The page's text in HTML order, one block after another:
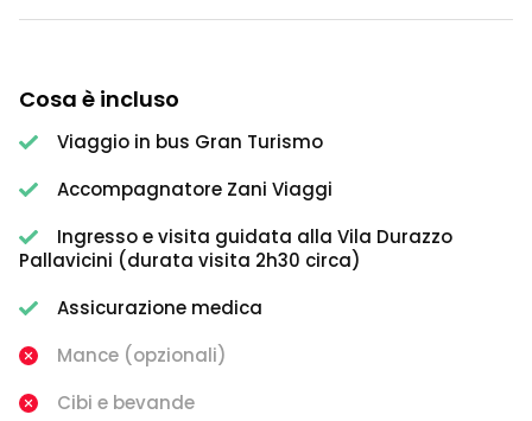
Cosa è incluso
Viaggio in bus Gran Turismo
Accompagnatore Zani Viaggi
Ingresso e visita guidata alla Vila Durazzo
Pallavicini (durata visita 2h30 circa)
Assicurazione medica
Mance (opzionali)
Cibi e bevande